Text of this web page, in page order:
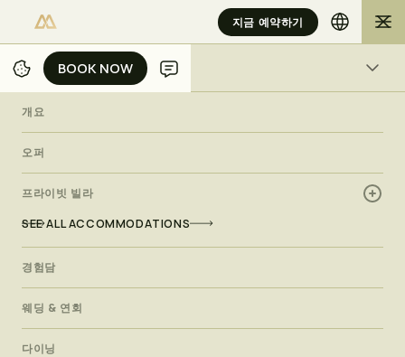
BOOK NOW
BOOK NOW
개요
개요
오퍼
프라이빗 빌라
SEE ALL ACCOMMODATIONS
경험담
웨딩 & 연회
다이닝
지금 예약하기
홈/물리아 빌라
Marques
주거 공간에 푹 빠져보세요.눈부신 아름다움과 호화로운 분위기,